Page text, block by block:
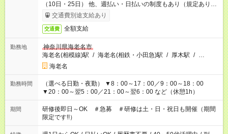
（10日・25日） 他、週払い・日払いの制度もあり（規定あり）
＃日収1万円以上
交通費別途支給あり
交通費 全額支給
勤務地
神奈川県海老名市
海老名(相模線)駅 / 海老名(相鉄・小田急)駅 / 厚木駅 / …
海老名
勤務時間
（選べる日勤・夜勤） ▼8：00～17：00／9：00～18：00
▼20：00～翌5：00／21：00～翌6：00 など（休憩1h）
期間
研修後即日～OK ＃急募 ＃研修は土・日・祝日も開催（期間
限定です!!）